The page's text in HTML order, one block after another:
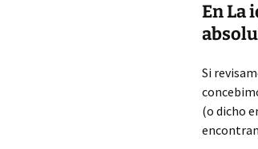
En La
Si
(o dicho